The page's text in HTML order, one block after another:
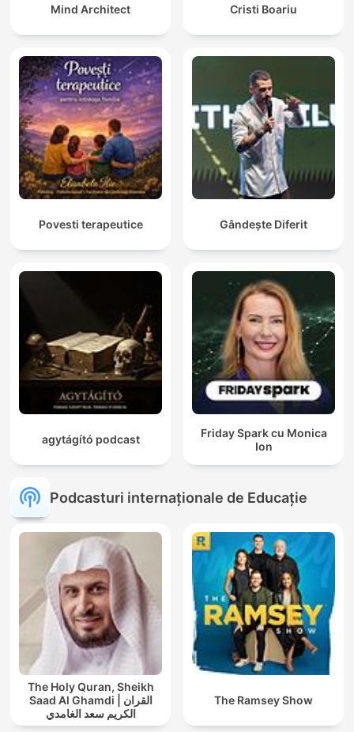
Mind Architect Cristi Boariu
Povesti terapeutice Gândește Diferit
agytágító podcast
Friday Spark cu Monica
Ion
Podcasturi internaționale de Educație
The Holy Quran, Sheikh
Saad Al Ghamdi | القران
الكريم سعد الغامدي
The Ramsey Show